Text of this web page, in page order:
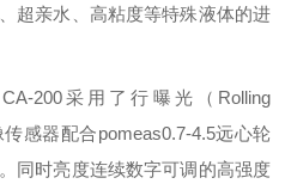
超亲水、高粘度等特殊液体的进
200采用了行曝光（Rolling
感器配合pomeas0.7-4.5远心轮
同时亮度连续数字可调的高强度